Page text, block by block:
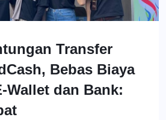
Transfer
Bebas Biaya
Wallet dan Bank: